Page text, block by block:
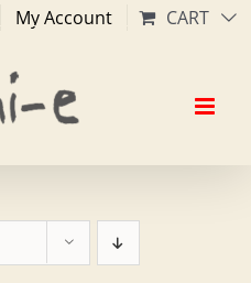
My Account CART